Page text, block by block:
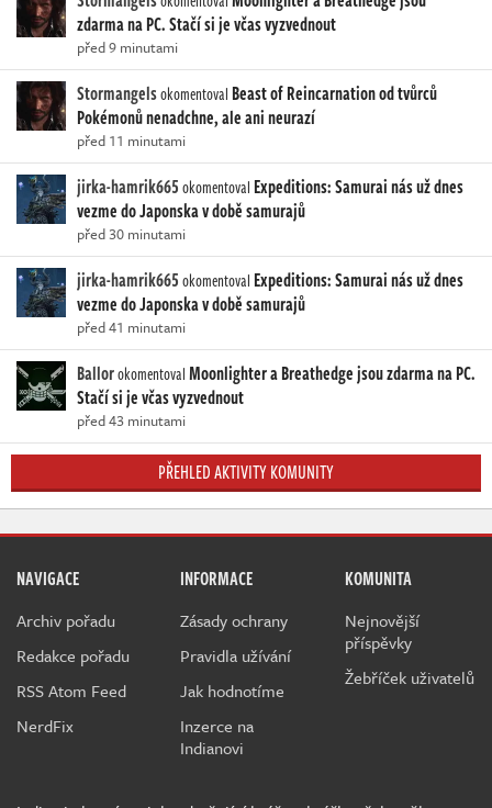
zdarma na PC. Stačí si je včas vyzvednout
před 9 minutami
Stormangelsokomentoval Beast of Reincarnation od tvůrců
Pokémonů nenadchne, ale ani neurazí
před 11 minutami
jirka-hamrik665okomentoval Expeditions: Samurai nás už dnes
vezme do Japonska v době samurajů
před 30 minutami
jirka-hamrik665okomentoval Expeditions: Samurai nás už dnes
vezme do Japonska v době samurajů
před 41 minutami
BallorokomentovalMoonlighter a Breathedge jsou zdarma na PC.
Stačí si je včas vyzvednout
před 43 minutami
PŘEHLED AKTIVITY KOMUNITY
NAVIGACE
Archiv pořadu
Redakce pořadu
RSS Atom Feed
NerdFix
INFORMACE
Zásady ochrany
Pravidla užívání
Jak hodnotíme
Inzerce na
Indianovi
KOMUNITA
Nejnovější
příspěvky
Žebříček uživatelů